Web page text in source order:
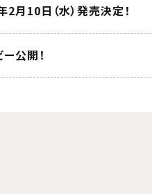
10日（水）発売決定！
公開！